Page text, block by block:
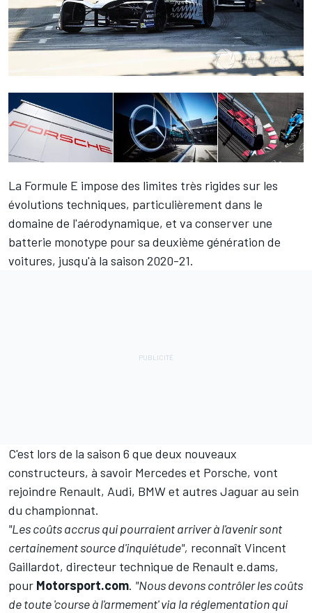
La Formule E impose des limites très rigides sur les
évolutions techniques, particulièrement dans le
domaine de l'aérodynamique, et va conserver une
batterie monotype pour sa deuxième génération de
voitures, jusqu'à la saison 2020-21.
C'est lors de la saison 6 que deux nouveaux
constructeurs, à savoir Mercedes et Porsche, vont
rejoindre Renault, Audi, BMW et autres Jaguar au sein
du championnat.
"Les coûts accrus qui pourraient arriver à l'avenir sont
certainement source d'inquiétude", reconnaît Vincent
Gaillardot, directeur technique de Renault e.dams,
pour Motorsport.com. "Nous devons contrôler les coûts
de toute 'course à l'armement' via la réglementation qui